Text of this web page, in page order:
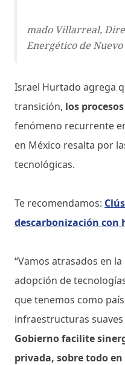
mado Villarreal,
Energético de Nuevo
Israel Hurtado agrega
transición, los
fenómeno recurrente
en México resalta por
tecnológicas.
Te recomendamos:
descarbonización con
“Vamos atrasados en
adopción de
que tenemos como
infraestructuras suaves
Gobierno facilite
privada, sobre todo